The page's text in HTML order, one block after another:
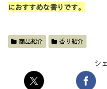
におすすめな香りです。
商品紹介 香り紹介
シ